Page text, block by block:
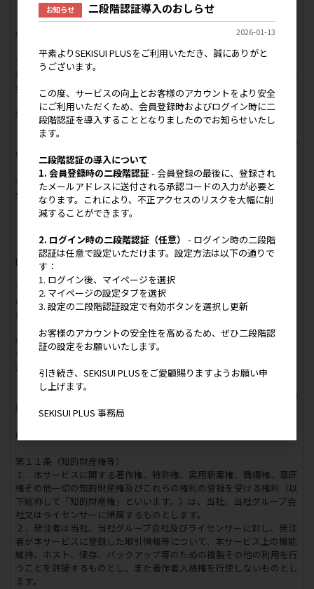
（９）反社会的勢力等へ利益を供与する行為
（10）その他、当社、当社グループ会社又はライセンサーが不適切と
判断する行為
２．当社は、発注者の行為が前項各号のいずれかに該当する場合、発
注者に対して事前に通知をすることなく、発注者による本サービスの
利用の全部若しくは一部の中断、個別契約の無催告解除、又は本登録
会員の登録情報の全部若しくは一部の抹消をすることができます。
第１０条（秘密保持）
１．当社、当社グループ会社及び発注者は、本サービスの利用に際し
て知り得た相手方の技術上、営業上及び業務上の秘密情報（以下「秘
密情報」といいます。）について、相手方の書面による事前の承諾な
しに第三者に開示又は漏洩してはならないものとします。但し、次の
各号の一に該当することを証明できる情報については秘密情報から除
外されます。
（１）開示・知得の時点で既に自らが所有していたもの
（２）開示・知得の時点で既に公知であったもの
（３）開示・知得の後に自らの責めによらず公知となったもの
（４）正当な権限を持つ第三者から秘密保持義務を負うことなく合法
的に入手した情報
２．前項にかかわらず、当社は、本件取引又は本サービス運営の目的
で、当社の業務委託先に発注者の秘密情報を開示することができるも
のとします。但し、この場合、当該業務委託先に対して、本条により
自己が負うのと同等の義務を負わせるものとします。
３．第１項にかかわらず、当社、当社グループ会社及び発注者は、裁
判所、政府機関その他の公的機関により法令に基づき秘密情報の開示
を強制された場合、当該強制された範囲内で秘密情報を開示すること
ができるものとします。但し、この場合、当該当事者は、当該法令に
より許容される限りにおいて、事前に他方当事者にその旨を通知する
とともに、開示する情報が秘密情報である旨を当該機関に明示し、秘
密保持を要求するものとします。
４．本サービス及び本件取引における個人情報の取り扱いに関して
は、当社が定める「プライバシーポリシー」に基づき取り扱います。
第１１条（知的財産権等）
１．本サービスに関する著作権、特許権、実用新案権、商標権、意匠
権その他一切の知的財産権及びこれらの権利の登録を受ける権利（以
下総称して「知的財産権」といいます。）は、当社、当社グループ会
社又はライセンサーに帰属するものとします。
２．発注者は当社、当社グループ会社及びライセンサーに対し、発注
者が本サービスに登録した取引情報等について、本サービス上の機能
維持、ホスト、保存、バックアップ等のための複製その他の利用を行
うことを許諾するものとし、また著作者人格権を行使しないものとし
ます。
お知らせ 二段階認証導入のおしらせ
2026-01-13
平素よりSEKISUI PLUSをご利用いただき、誠にありがと
うございます。
この度、サービスの向上とお客様のアカウントをより安全
にご利用いただくため、会員登録時およびログイン時に二
段階認証を導入することとなりましたのでお知らせいたし
ます。
二段階認証の導入について
1. 会員登録時の二段階認証- 会員登録の最後に、登録され
たメールアドレスに送付される承認コードの入力が必要と
なります。これにより、不正アクセスのリスクを大幅に削
減することができます。
2. ログイン時の二段階認証（任意） - ログイン時の二段階
認証は任意で設定いただけます。設定方法は以下の通りで
す：
1. ログイン後、マイページを選択
2. マイページの設定タブを選択
3. 設定の二段階認証設定で有効ボタンを選択し更新
お客様のアカウントの安全性を高めるため、ぜひ二段階認
証の設定をお願いいたします。
引き続き、SEKISUI PLUSをご愛顧賜りますようお願い申
し上げます。
SEKISUI PLUS 事務局